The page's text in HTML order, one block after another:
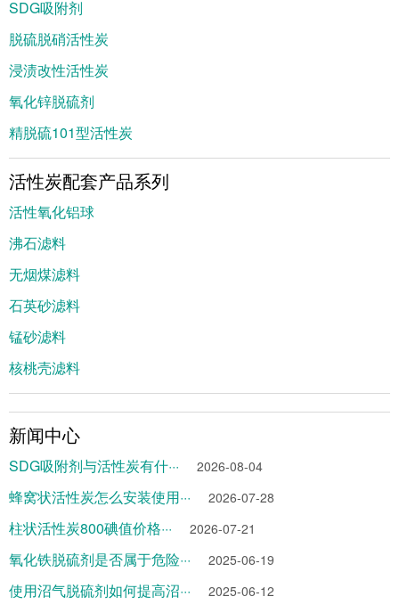
SDG吸附剂
脱硫脱硝活性炭
浸渍改性活性炭
氧化锌脱硫剂
精脱硫101型活性炭
活性炭配套产品系列
活性氧化铝球
沸石滤料
无烟煤滤料
石英砂滤料
锰砂滤料
核桃壳滤料
新闻中心
SDG吸附剂与活性炭有什··· 2026-08-04
蜂窝状活性炭怎么安装使用··· 2026-07-28
柱状活性炭800碘值价格··· 2026-07-21
氧化铁脱硫剂是否属于危险··· 2025-06-19
使用沼气脱硫剂如何提高沼··· 2025-06-12